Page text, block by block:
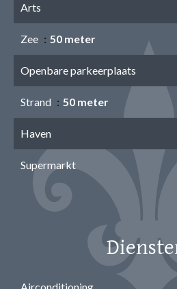
Arts
Zee 50 meter
Openbare parkeerplaats
Strand 50 meter
Haven
Supermarkt